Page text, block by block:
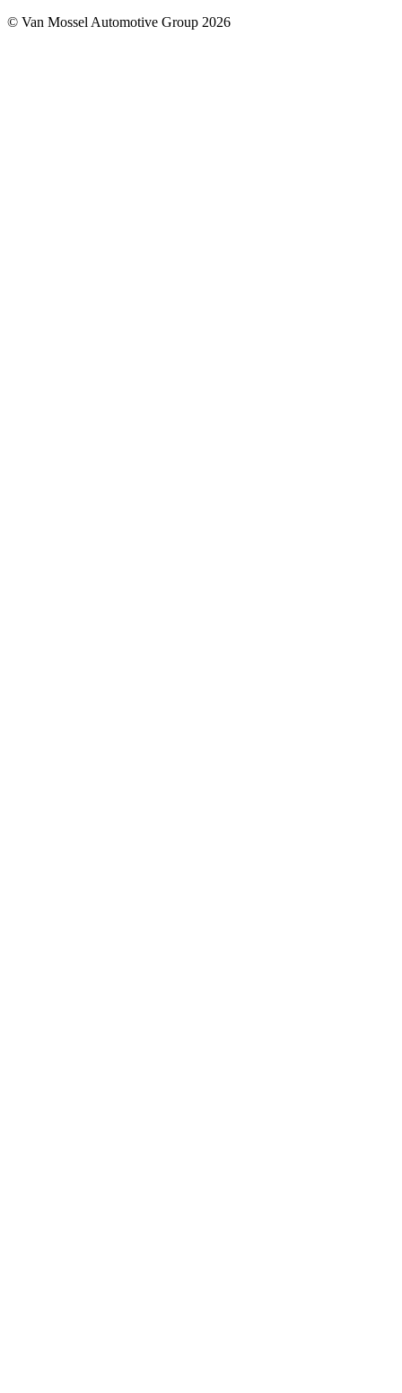
© Van Mossel Automotive Group 2026